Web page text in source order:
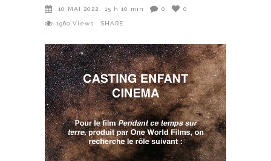
10 MAI 2022 15 h 10 min 0 0
1960 Views SHARE